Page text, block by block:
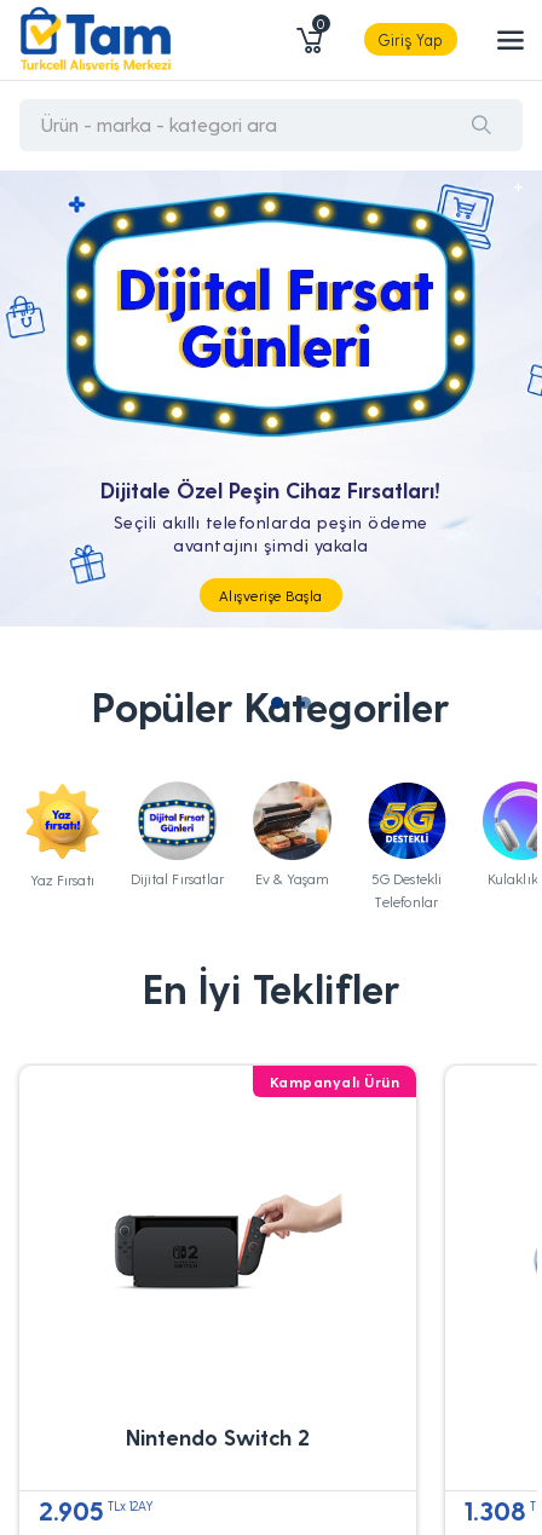
0
Giriş Yap
Tüm Teknolojik İhtiyaçların Tam'da
Popüler Kategoriler
Yaz Fırsatı Dijital Fırsatlar Ev & Yaşam
5G Destekli
Telefonlar
En İyi Teklifler
Kampanyalı Ürün
Nintendo Switch 2
2.905 TLx 12AY 1.308